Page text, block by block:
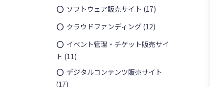
ソフトウェア販売サイト (17)
クラウドファンディング (12)
イベント管理・チケット販売サイ
ト (11)
デジタルコンテンツ販売サイト
(17)